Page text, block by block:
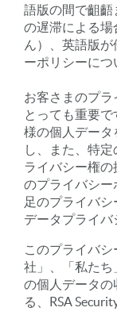
語版の間で齟
の遅滞による
ん）、英語版
ーポリシーにつ
お客さまのプラ
とっても重要
様の個人デー
し、また、特
ライバシー権の
のプライバシ
足のプライバ
データプライバ
このプライバシ
社」、「私たち
の個人データ
る、RSA